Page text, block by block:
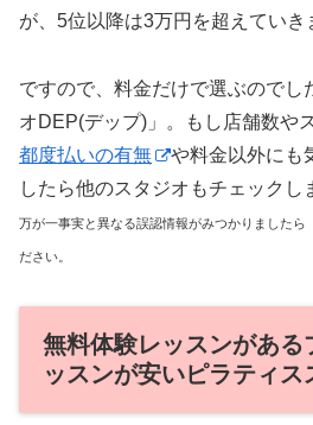
が、5位以降は3万円を超えていき
ですので、料金だけで選ぶのでし
オDEP(デップ)」。もし店舗数や
都度払いの有無
や料金以外にも
したら他のスタジオもチェックし
万が一事実と異なる誤認情報がみつかりましたら「
ださい。
無料体験レッスンがある
ッスンが安いピラティス